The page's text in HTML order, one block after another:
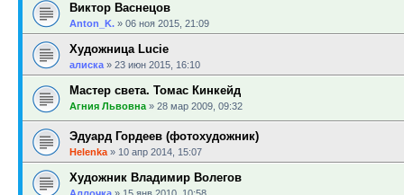
Виктор Васнецов
Anton_K. » 06 ноя 2015, 21:09
Художница Lucie
алиска » 23 июн 2015, 16:10
Мастер света. Томас Кинкейд
Агния Львовна » 28 мар 2009, 09:32
Эдуард Гордеев (фотохудожник)
Helenka » 10 апр 2014, 15:07
Художник Владимир Волегов